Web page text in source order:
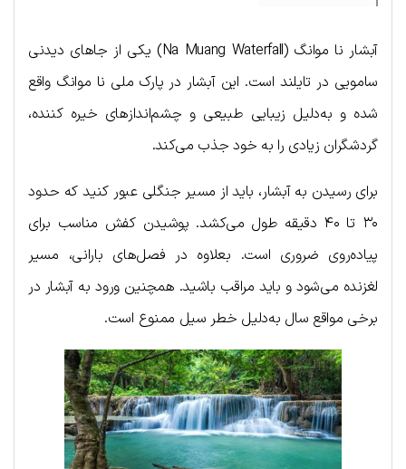
آبشار نا موانگ (Na Muang Waterfall) یکی از جاهای دیدنی
سامویی در تایلند است. این آبشار در پارک ملی نا موانگ واقع
شده و به‌دلیل زیبایی طبیعی و چشم‌اندازهای خیره کننده،
گردشگران زیادی را به خود جذب می‌کند.
برای رسیدن به آبشار، باید از مسیر جنگلی عبور کنید که حدود
۳۰ تا ۴۰ دقیقه طول می‌کشد. پوشیدن کفش مناسب برای
پیاده‌روی ضروری است. بعلاوه در فصل‌های بارانی، مسیر
لغزنده می‌شود و باید مراقب باشید. همچنین ورود به آبشار در
برخی مواقع سال به‌دلیل خطر سیل ممنوع است.